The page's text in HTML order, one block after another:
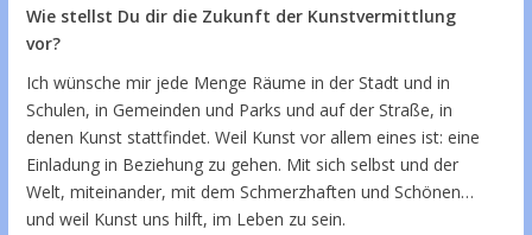
Wie stellst Du dir die Zukunft der Kunstvermittlung
vor?
Ich wünsche mir jede Menge Räume in der Stadt und in
Schulen, in Gemeinden und Parks und auf der Straße, in
denen Kunst stattfindet. Weil Kunst vor allem eines ist: eine
Einladung in Beziehung zu gehen. Mit sich selbst und der
Welt, miteinander, mit dem Schmerzhaften und Schönen…
und weil Kunst uns hilft, im Leben zu sein.